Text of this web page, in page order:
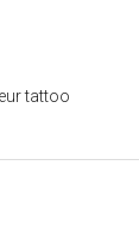
tattoo